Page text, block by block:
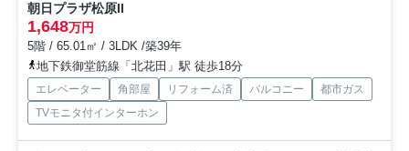
朝日プラザ松原II
1,648万円
5階 / 65.01㎡ / 3LDK /築39年
地下鉄御堂筋線「北花田」駅 徒歩18分
エレベーター 角部屋 リフォーム済 バルコニー
都市ガス
TVモニタ付インターホン